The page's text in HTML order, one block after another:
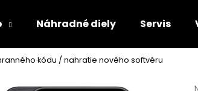
Náhradné diely Servis
kódu / nahratie nového softvéru
nájsť?